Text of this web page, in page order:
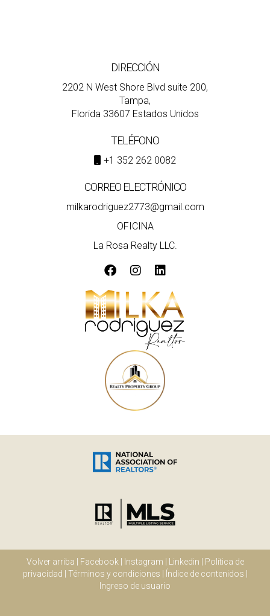
DIRECCIÓN
2202 N West Shore Blvd suite 200,
Tampa,
Florida 33607 Estados Unidos
TELÉFONO
+1 352 262 0082
CORREO ELECTRÓNICO
milkarodriguez2773@gmail.com
OFICINA
La Rosa Realty LLC.
Volver arriba Facebook Instagram Linkedin
Política de
privacidad
Términos y condiciones Índice de contenidos
Ingreso de usuario